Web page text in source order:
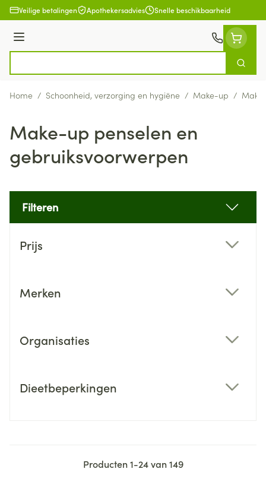
Ga naar de inhoud
Veilige betalingen Apothekersadvies Snelle beschikbaarheid
Menu
Zoek
Home / Schoonheid, verzorging en hygiëne / Make-up /
Make-up penselen en
gebruiksvoorwerpen
Filteren
Prijs
Merken
Organisaties
Dieetbeperkingen
Producten1-24van149